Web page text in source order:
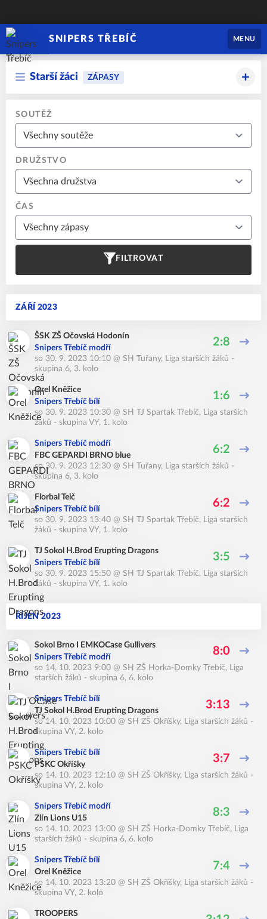
SNIPERS TŘEBÍČ MENU
Starší žáci ZÁPASY
SOUTĚŽ
DRUŽSTVO
ČAS
FILTROVAT
ZÁŘÍ 2023
ŠSK ZŠ Očovská Hodonín
Snipers Třebíč modří
2:8
so 30. 9. 2023 10:10 @ SH Tuřany, Liga starších žáků -
skupina 6, 3. kolo
Orel Kněžice
Snipers Třebíč bílí
1:6
so 30. 9. 2023 10:30 @ SH TJ Spartak Třebíč, Liga starších
žáků - skupina VY, 1. kolo
Snipers Třebíč modří
FBC GEPARDI BRNO blue
6:2
so 30. 9. 2023 12:30 @ SH Tuřany, Liga starších žáků -
skupina 6, 3. kolo
Florbal Telč
Snipers Třebíč bílí
6:2
so 30. 9. 2023 13:40 @ SH TJ Spartak Třebíč, Liga starších
žáků - skupina VY, 1. kolo
TJ Sokol H.Brod Erupting Dragons
Snipers Třebíč bílí
3:5
so 30. 9. 2023 15:50 @ SH TJ Spartak Třebíč, Liga starších
žáků - skupina VY, 1. kolo
ŘÍJEN 2023
Sokol Brno I EMKOCase Gullivers
Snipers Třebíč modří
8:0
so 14. 10. 2023 9:00 @ SH ZŠ Horka-Domky Třebíč, Liga
starších žáků - skupina 6, 6. kolo
Snipers Třebíč bílí
TJ Sokol H.Brod Erupting Dragons
3:13
so 14. 10. 2023 10:00 @ SH ZŠ Okříšky, Liga starších žáků -
skupina VY, 2. kolo
Snipers Třebíč bílí
PSKC Okříšky
3:7
so 14. 10. 2023 12:10 @ SH ZŠ Okříšky, Liga starších žáků -
skupina VY, 2. kolo
Snipers Třebíč modří
Zlín Lions U15
8:3
so 14. 10. 2023 13:00 @ SH ZŠ Horka-Domky Třebíč, Liga
starších žáků - skupina 6, 6. kolo
Snipers Třebíč bílí
Orel Kněžice
7:4
so 14. 10. 2023 13:20 @ SH ZŠ Okříšky, Liga starších žáků -
skupina VY, 2. kolo
TROOPERS